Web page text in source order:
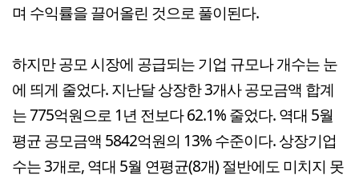
며 수익률을 끌어올린 것으로 풀이된다.
하지만 공모 시장에 공급되는 기업 규모나 개수는 눈
에 띄게 줄었다. 지난달 상장한 3개사 공모금액 합계
는 775억원으로 1년 전보다 62.1% 줄었다. 역대 5월
평균 공모금액 5842억원의 13% 수준이다. 상장기업
수는 3개로, 역대 5월 연평균(8개) 절반에도 미치지 못